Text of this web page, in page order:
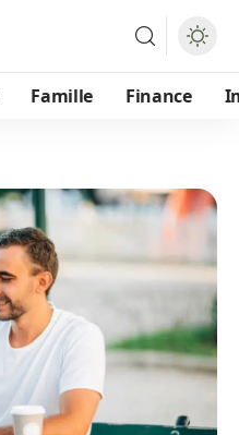
Famille Finance